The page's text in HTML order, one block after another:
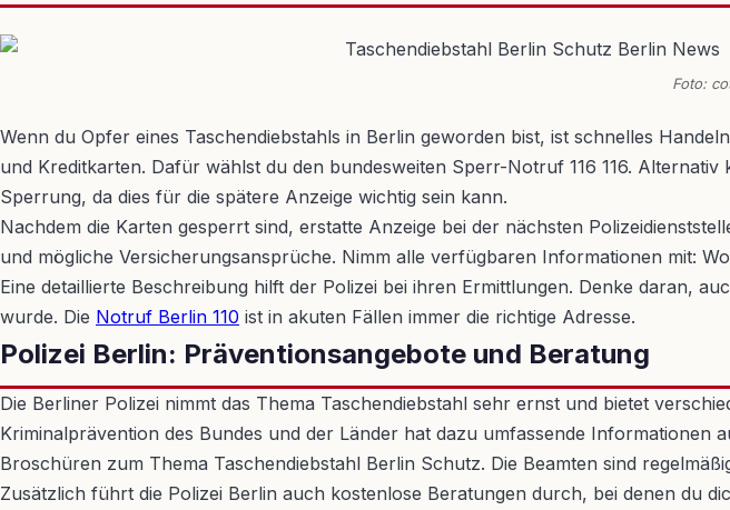
Foto:
Wenn du Opfer eines Taschendiebstahls in Berlin geworden bist, ist schnelles
und Kreditkarten. Dafür wählst du den bundesweiten Sperr-Notruf 116 116.
Sperrung, da dies für die spätere Anzeige wichtig sein kann.
Nachdem die Karten gesperrt sind, erstatte Anzeige bei der nächsten
und mögliche Versicherungsansprüche. Nimm alle verfügbaren Informationen mit:
Eine detaillierte Beschreibung hilft der Polizei bei ihren Ermittlungen. Denke daran,
wurde. Die Notruf Berlin 110 ist in akuten Fällen immer die richtige Adresse.
Polizei Berlin: Präventionsangebote und Beratung
Die Berliner Polizei nimmt das Thema Taschendiebstahl sehr ernst und bietet
Kriminalprävention des Bundes und der Länder hat dazu umfassende Informationen
Broschüren zum Thema Taschendiebstahl Berlin Schutz. Die Beamten sind
Zusätzlich führt die Polizei Berlin auch kostenlose Beratungen durch, bei denen du